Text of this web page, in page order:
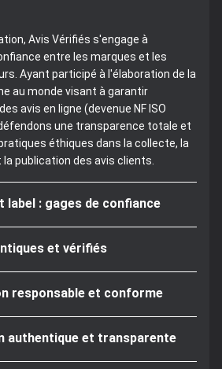
Avis Vérifiés s'engage à
entre les marques et les
Ayant participé à l'élaboration de la
au monde visant à garantir
avis en ligne (devenue NF ISO
une transparence totale et
éthiques dans la collecte, la
publication des avis clients.
: gages de confiance
et vérifiés
responsable et conforme
authentique et transparente